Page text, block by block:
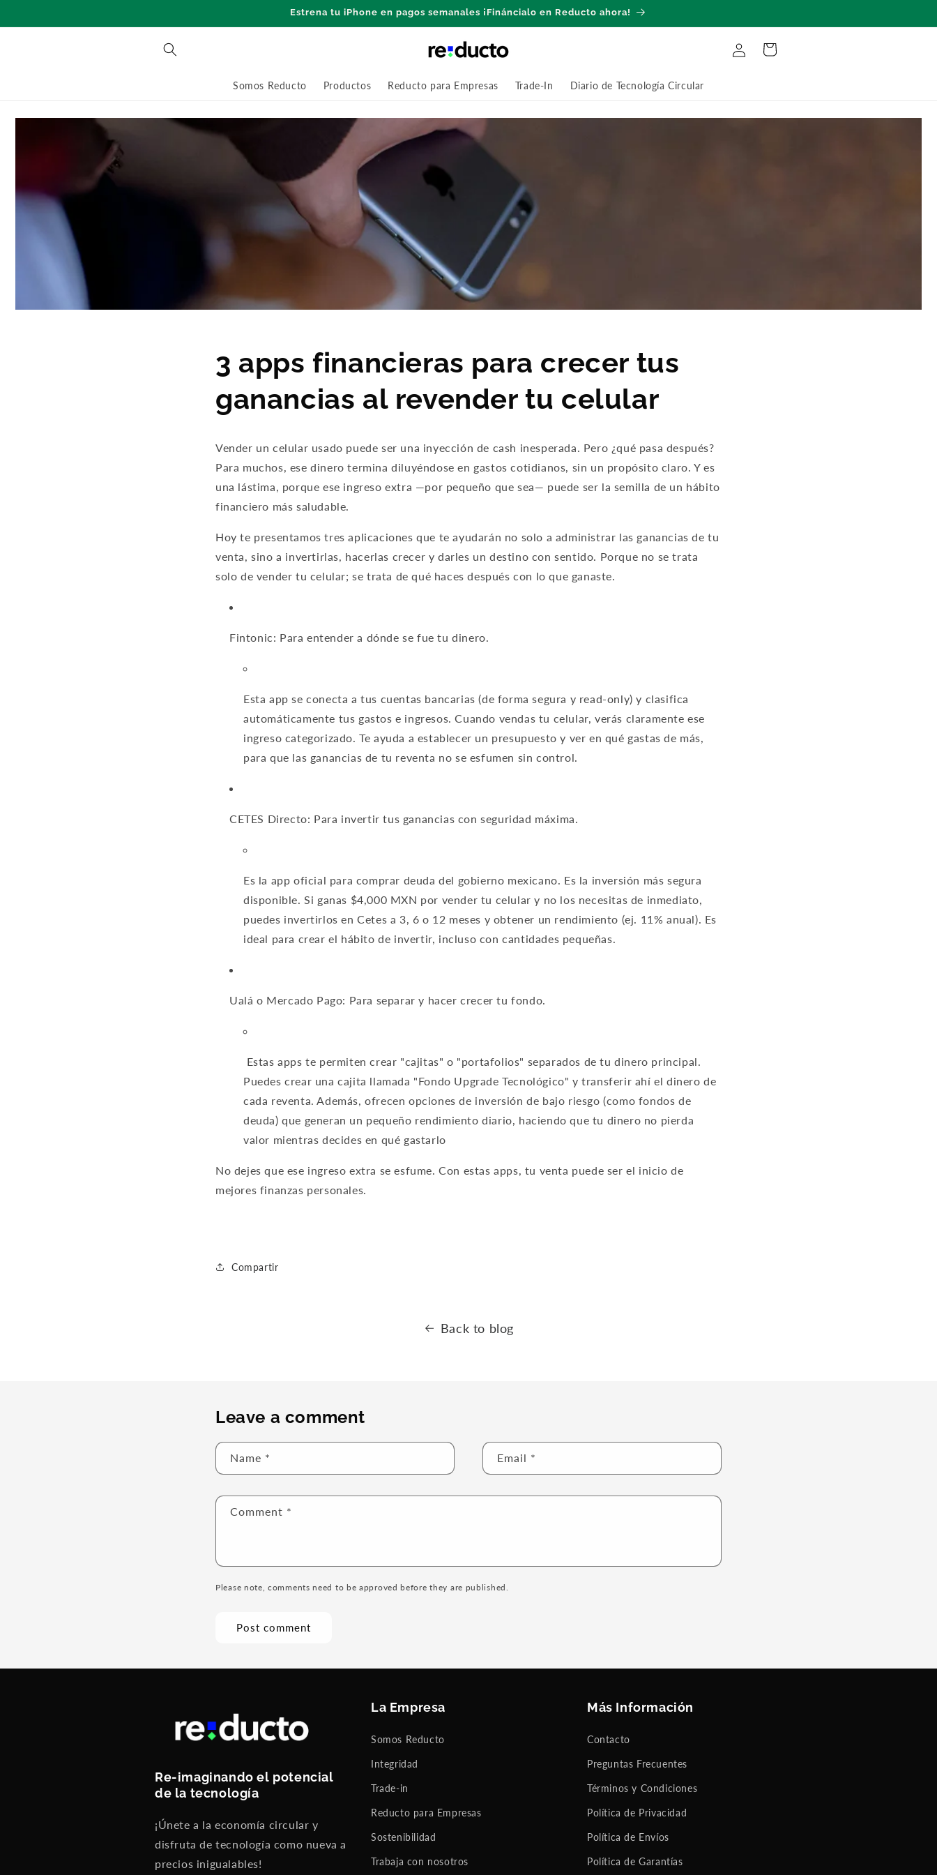
Estrena tu iPhone en pagos semanales ¡Fináncialo en Reducto ahora!
Somos Reducto Productos Reducto para Empresas Trade-In Diario de Tecnología Circular
in
Cart
3 apps financieras para crecer tus
ganancias al revender tu celular
Vender un celular usado puede ser una inyección de cash inesperada. Pero ¿qué pasa después?
Para muchos, ese dinero termina diluyéndose en gastos cotidianos, sin un propósito claro. Y es
una lástima, porque ese ingreso extra —por pequeño que sea— puede ser la semilla de un hábito
financiero más saludable.
Hoy te presentamos tres aplicaciones que te ayudarán no solo a administrar las ganancias de tu
venta, sino a invertirlas, hacerlas crecer y darles un destino con sentido. Porque no se trata
solo de vender tu celular; se trata de qué haces después con lo que ganaste.
Fintonic: Para entender a dónde se fue tu dinero.
Esta app se conecta a tus cuentas bancarias (de forma segura y read-only) y clasifica
automáticamente tus gastos e ingresos. Cuando vendas tu celular, verás claramente ese
ingreso categorizado. Te ayuda a establecer un presupuesto y ver en qué gastas de más,
para que las ganancias de tu reventa no se esfumen sin control.
CETES Directo: Para invertir tus ganancias con seguridad máxima.
Es la app oficial para comprar deuda del gobierno mexicano. Es la inversión más segura
disponible. Si ganas $4,000 MXN por vender tu celular y no los necesitas de inmediato,
puedes invertirlos en Cetes a 3, 6 o 12 meses y obtener un rendimiento (ej. 11% anual). Es
ideal para crear el hábito de invertir, incluso con cantidades pequeñas.
Ualá o Mercado Pago: Para separar y hacer crecer tu fondo.
Estas apps te permiten crear "cajitas" o "portafolios" separados de tu dinero principal.
Puedes crear una cajita llamada "Fondo Upgrade Tecnológico" y transferir ahí el dinero de
cada reventa. Además, ofrecen opciones de inversión de bajo riesgo (como fondos de
deuda) que generan un pequeño rendimiento diario, haciendo que tu dinero no pierda
valor mientras decides en qué gastarlo
No dejes que ese ingreso extra se esfume. Con estas apps, tu venta puede ser el inicio de
mejores finanzas personales.
Compartir
Back to blog
Leave a comment
Name * Email *
Comment *
Please note, comments need to be approved before they are published.
Re-imaginando el potencial
de la tecnología
¡Únete a la economía circular y
disfruta de tecnología como nueva a
precios inigualables!
La Empresa
Somos Reducto
Integridad
Trade-in
Reducto para Empresas
Sostenibilidad
Trabaja con nosotros
Más Información
Contacto
Preguntas Frecuentes
Términos y Condiciones
Política de Privacidad
Política de Envíos
Política de Garantías